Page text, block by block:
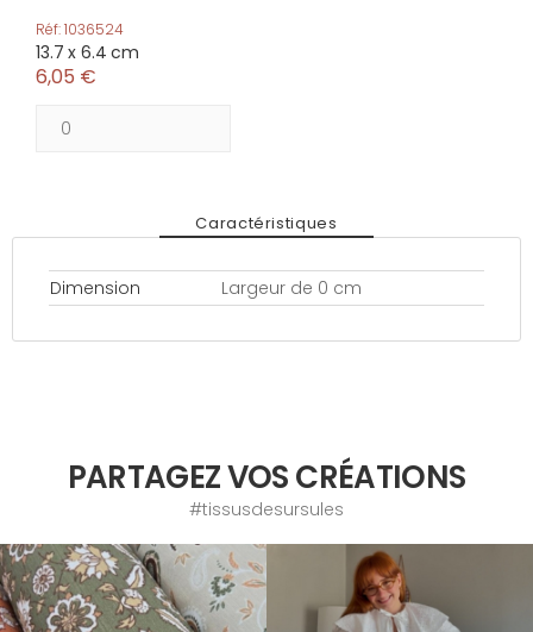
Réf: 1036524
13.7 x 6.4 cm
6,05 €
Caractéristiques
Dimension Largeur de 0 cm
PARTAGEZ VOS CRÉATIONS
#tissusdesursules